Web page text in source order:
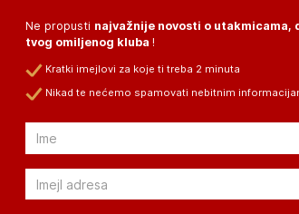
Ne propusti najvažnije novosti o utakmicama,
tvog omiljenog kluba !
Kratki imejlovi za koje ti treba 2 minuta
Nikad te nećemo spamovati nebitnim
Email
Email